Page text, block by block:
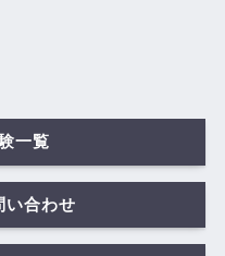
一覧
い合わせ